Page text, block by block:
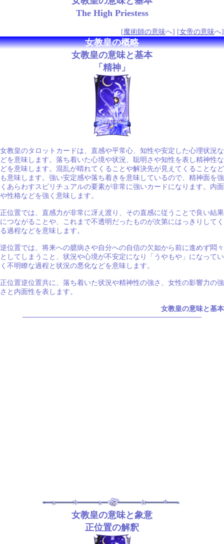
The High Priestess
[魔術師の意味へ] [女帝の意味へ]
女教皇の概略
女教皇の意味と基本
「精神」
女教皇のタロットカードは、直感や平常心、知性や安定した心理状況な
どを意味します。落ち着いた心境や状況、聡明さや知性を表し精神性な
どを意味します。混乱が晴れてくることや解決先が見えてくることなど
も意味します。強い安定感や落ち着きを意味しているので、精神面を強
くあらわすスピリチュアルの要素が非常に強いカードになります。内面
や性格などを強く意味します。
正位置では、直感力が非常に冴え渡り、その直感に従うことで良い結果
につながることや、これまで不透明だったものが次第にはっきりしてく
る過程などを意味します。
逆位置では、将来への臆病さや自分への自信の欠如から前に進めず悶々
としてしまうこと、状況や心境が不安定になり「うやもや」になってい
く不明瞭な過程と状況の悪化などを意味します。
正位置逆位置共に、落ち着いた状況や精神性の強さ、女性の影響力の強
さと内面性を表します。
女教皇の意味と基本
女教皇の意味と象意
正位置の解釈